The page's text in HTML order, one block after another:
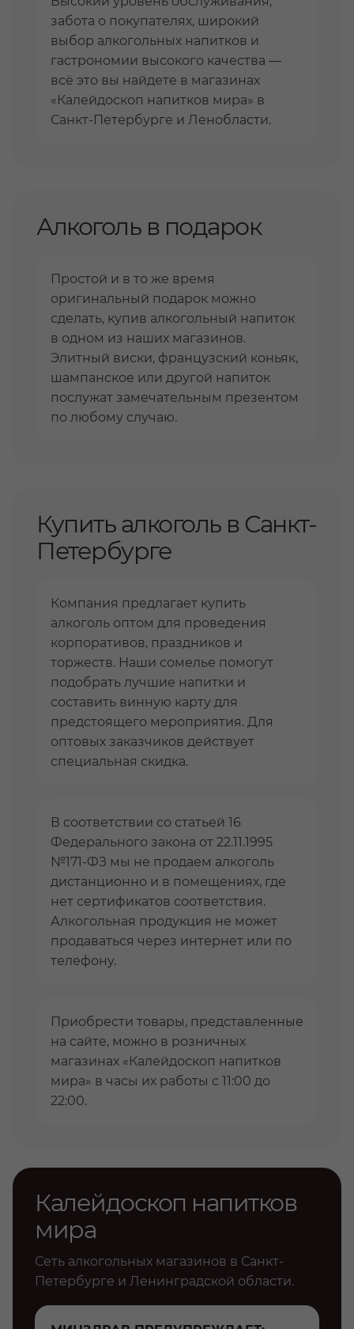
забота о покупателях, широкий
выбор алкогольных напитков и
гастрономии высокого качества —
всё это вы найдете в магазинах
«Калейдоскоп напитков мира» в
Санкт-Петербурге и Ленобласти.
Алкоголь в подарок
Простой и в то же время
оригинальный подарок можно
сделать, купив алкогольный напиток
в одном из наших магазинов.
Элитный виски, французский коньяк,
шампанское или другой напиток
послужат замечательным презентом
по любому случаю.
Купить алкоголь в Санкт-
Петербурге
Компания предлагает купить
алкоголь оптом для проведения
корпоративов, праздников и
торжеств. Наши сомелье помогут
подобрать лучшие напитки и
составить винную карту для
предстоящего мероприятия. Для
оптовых заказчиков действует
специальная скидка.
В соответствии со статьей 16
Федерального закона от 22.11.1995
№171-ФЗ мы не продаем алкоголь
дистанционно и в помещениях, где
нет сертификатов соответствия.
Алкогольная продукция не может
продаваться через интернет или по
телефону.
Приобрести товары, представленные
на сайте, можно в розничных
магазинах «Калейдоскоп напитков
мира» в часы их работы с 11:00 до
22:00.
Калейдоскоп напитков
мира
Сеть алкогольных магазинов в Санкт-
Петербурге и Ленинградской области.